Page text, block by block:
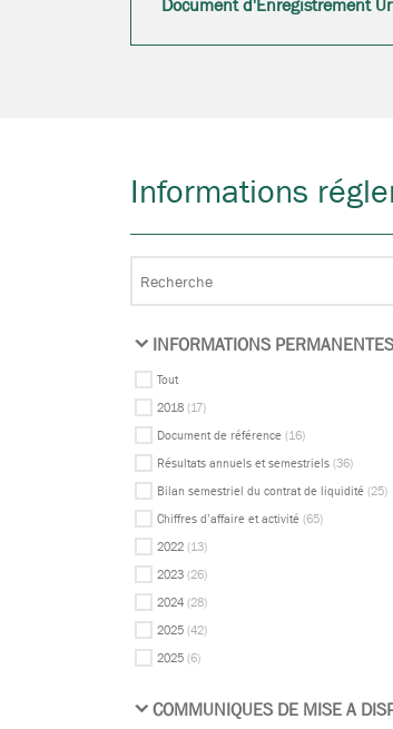
Document d'Enregistrement
Informations
INFORMATIONS
Tout
2018 (17)
Document de référence (16)
Résultats annuels et semestriels (36)
Bilan semestriel du contrat de liquidité (25)
Chiffres d’affaire et activité (65)
2022 (13)
2023 (26)
2024 (28)
2025 (42)
2025 (6)
COMMUNIQUES DE MISE A